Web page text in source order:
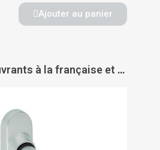
Ajouter au panier
Leviers pour ouvrants à la française et oscillo-battants béquille Jazz - VACHETTE ASSA ABLOY